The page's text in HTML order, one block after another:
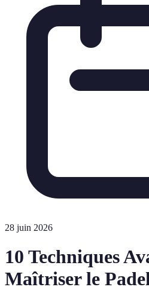
28 juin 2026
10 Techniques
Maîtriser le